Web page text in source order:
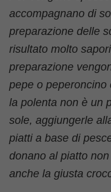
accompagnano di
preparazione delle
risultato molto
preparazione
pepe o peperoncino
la polenta non è un
sole, aggiungerle
piatti a base di
donano al piatto
anche la giusta